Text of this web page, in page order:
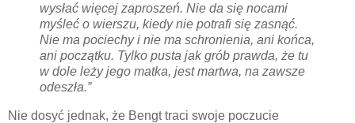
wysłać więcej zaproszeń. Nie da się nocami
myśleć o wierszu, kiedy nie potrafi się zasnąć.
Nie ma pociechy i nie ma schronienia, ani końca,
ani początku. Tylko pusta jak grób prawda, że tu
w dole leży jego matka, jest martwa, na zawsze
odeszła.”
Nie dosyć jednak, że Bengt traci swoje poczucie